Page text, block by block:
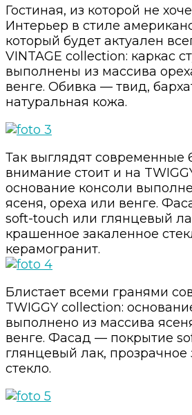
Гостиная, из которой не
Интерьер в стиле
который будет актуален
VINTAGE collection: каркас
выполнены из массива
венге. Обивка — твид,
натуральная кожа.
Так выглядят современные
внимание стоит и на
основание консоли
ясеня, ореха или венге.
soft-touch или глянцевый
крашенное закаленное
керамогранит.
Блистает всеми гранями
TWIGGY collection:
выполнено из массива
венге. Фасад — покрытие
глянцевый лак, прозрачное
стекло.